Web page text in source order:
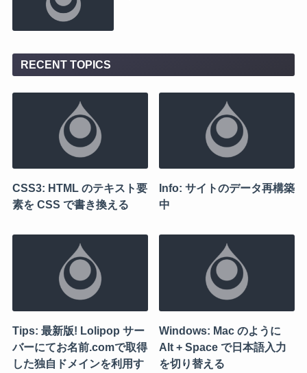
RECENT TOPICS
CSS3: HTML のテキスト要
素を CSS で書き換える
Info: サイトのデータ再構築
中
Tips: 最新版! Lolipop サー
バーにてお名前.comで取得
した独自ドメインを利用す
Windows: Mac のように
Alt + Space で日本語入力
を切り替える